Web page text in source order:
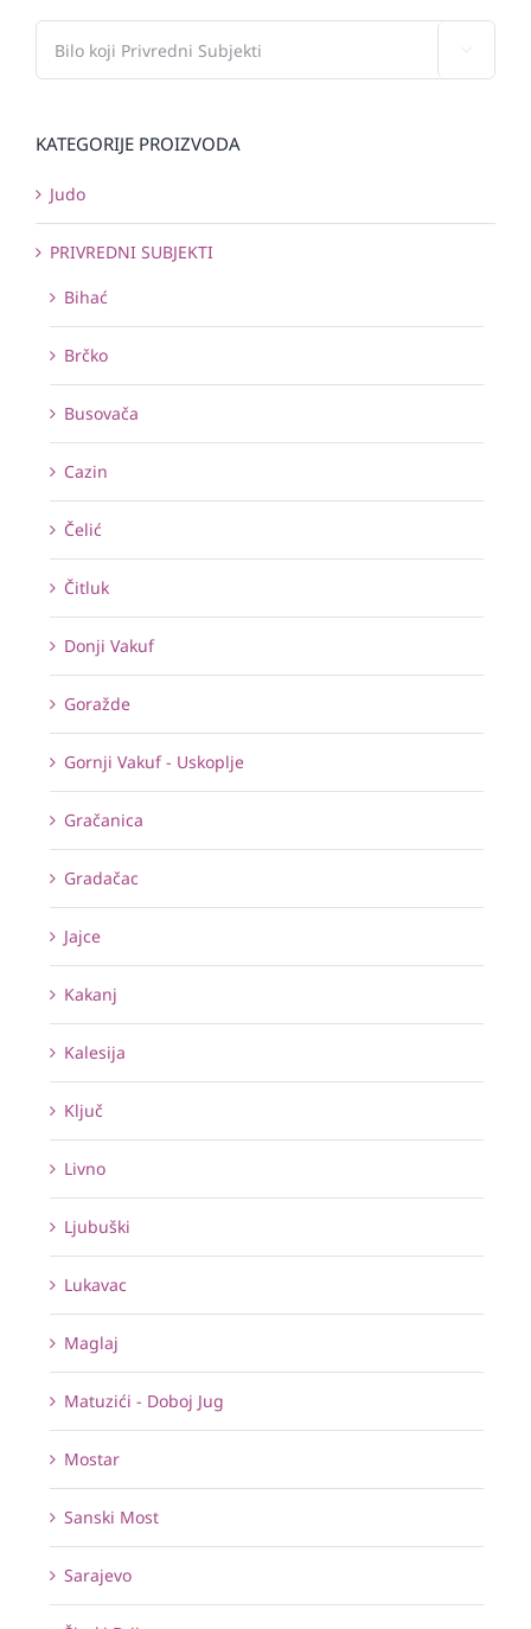
KATEGORIJE PROIZVODA
Judo
PRIVREDNI SUBJEKTI
Bihać
Brčko
Busovača
Cazin
Čelić
Čitluk
Donji Vakuf
Goražde
Gornji Vakuf - Uskoplje
Gračanica
Gradačac
Jajce
Kakanj
Kalesija
Ključ
Livno
Ljubuški
Lukavac
Maglaj
Matuzići - Doboj Jug
Mostar
Sanski Most
Sarajevo